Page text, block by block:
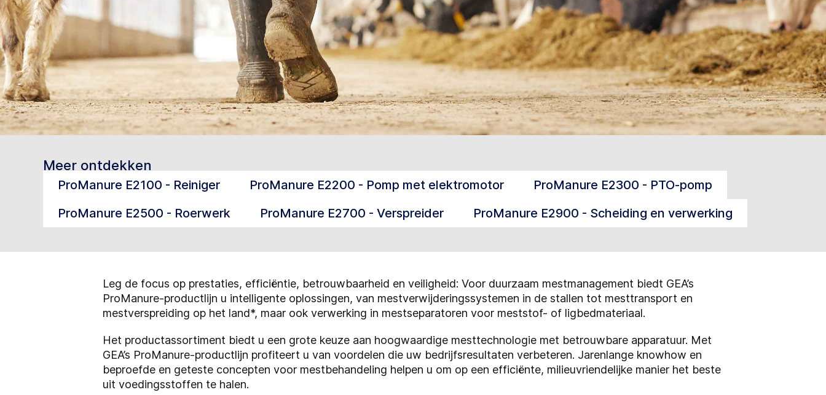
Meer ontdekken
ProManure E2100 - Reiniger ProManure E2200 - Pomp met elektromotor
ProManure E2300 - PTO-pomp
ProManure E2500 - Roerwerk
ProManure E2700 - Verspreider ProManure E2900 - Scheiding en verwerking
Leg de focus op prestaties, efficiëntie, betrouwbaarheid en veiligheid: Voor duurzaam mestmanagement biedt GEA’s
ProManure-productlijn u intelligente oplossingen, van mestverwijderingssystemen in de stallen tot mesttransport en
mestverspreiding op het land*, maar ook verwerking in mestseparatoren voor meststof- of ligbedmateriaal.
Het productassortiment biedt u een grote keuze aan hoogwaardige mesttechnologie met betrouwbare apparatuur. Met
GEA’s ProManure-productlijn profiteert u van voordelen die uw bedrijfsresultaten verbeteren. Jarenlange knowhow en
beproefde en geteste concepten voor mestbehandeling helpen u om op een efficiënte, milieuvriendelijke manier het beste
uit voedingsstoffen te halen.